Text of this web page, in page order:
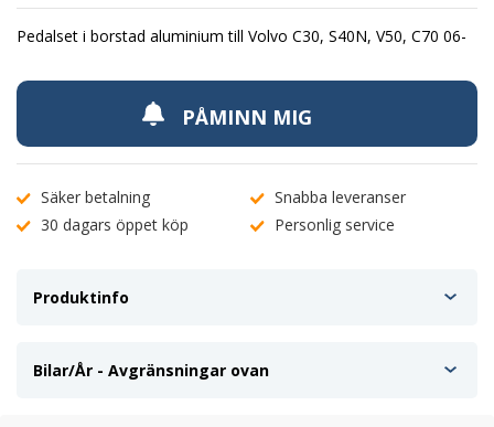
Pedalset i borstad aluminium till Volvo C30, S40N, V50, C70 06-
PÅMINN MIG
Säker betalning
Snabba leveranser
30 dagars öppet köp
Personlig service
Produktinfo
Bilar/År - Avgränsningar ovan